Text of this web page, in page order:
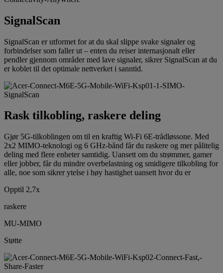
SignalScan
SignalScan er utformet for at du skal slippe svake signaler og
forbindelser som faller ut – enten du reiser internasjonalt eller
pendler gjennom områder med lave signaler, sikrer SignalScan at du
er koblet til det optimale nettverket i sanntid.
Rask tilkobling, raskere deling
Gjør 5G-tilkoblingen om til en kraftig Wi-Fi 6E-trådløssone. Med
2x2 MIMO-teknologi og 6 GHz-bånd får du raskere og mer pålitelig
deling med flere enheter samtidig. Uansett om du strømmer, gamer
eller jobber, får du mindre overbelastning og smidigere tilkobling for
alle, noe som sikrer ytelse i høy hastighet uansett hvor du er
Opptil 2,7x
raskere
MU-MIMO
Støtte